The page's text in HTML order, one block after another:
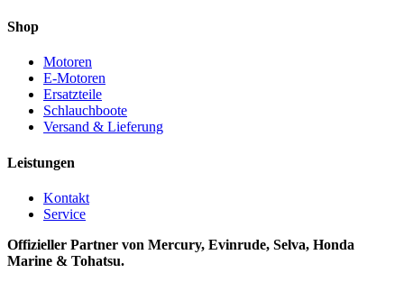
Shop
Motoren
E-Motoren
Ersatzteile
Schlauchboote
Versand & Lieferung
Leistungen
Kontakt
Service
Offizieller Partner von Mercury, Evinrude, Selva, Honda
Marine & Tohatsu.